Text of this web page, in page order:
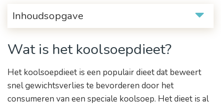
Inhoudsopgave
Wat is het koolsoepdieet?
Het koolsoepdieet is een populair dieet dat beweert
snel gewichtsverlies te bevorderen door het
consumeren van een speciale koolsoep. Het dieet is al